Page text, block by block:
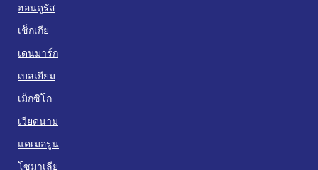
ฮอนดูรัส
เช็กเกีย
เดนมาร์ก
เบลเยียม
เม็กซิโก
เวียดนาม
แคเมอรูน
โซมาเลีย